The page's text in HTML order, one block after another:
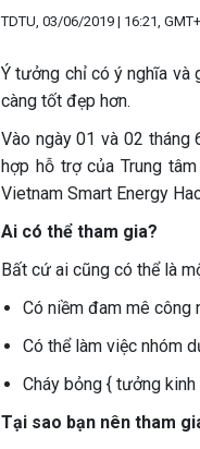
TDTU, 03/06/2019 | 16:21,
Ý tưởng chỉ có ý nghĩa và
càng tốt đẹp hơn.
Vào ngày 01 và 02 tháng
hợp hỗ trợ của Trung
Vietnam Smart Energy
Ai có thể tham gia?
Bất cứ ai cũng có thể là
Có niềm đam mê công
Có thể làm việc nhóm
Cháy bỏng { tưởng
Tại sao bạn nên tham